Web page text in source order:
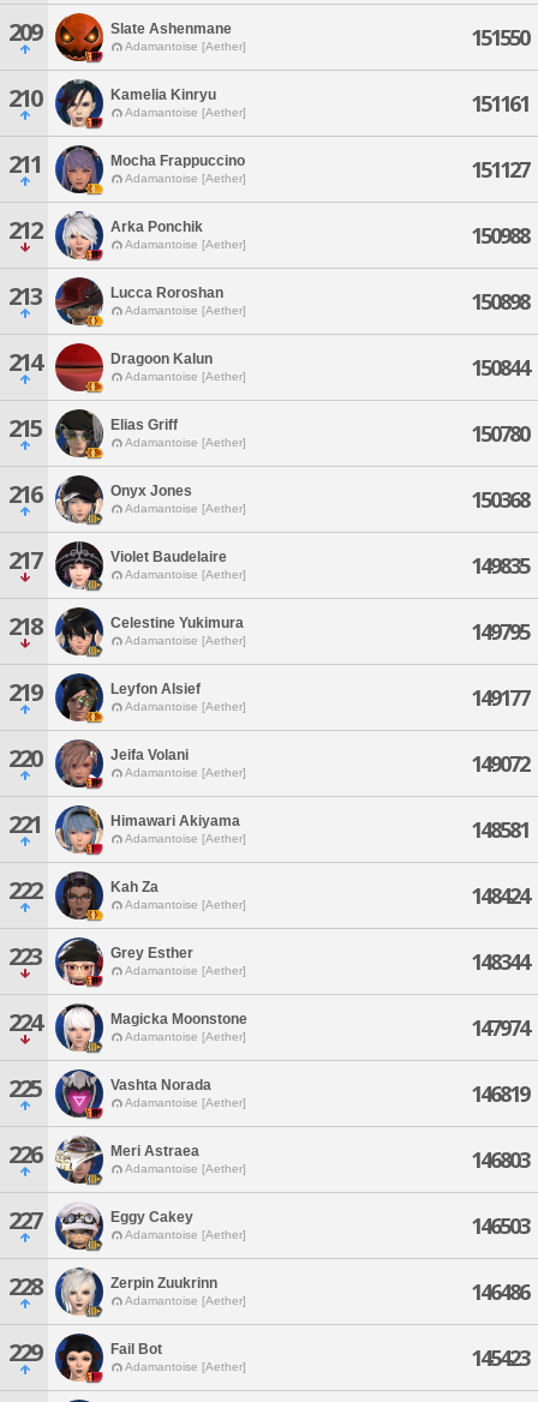
209 Slate Ashenmane
Adamantoise [Aether] 151550
210 Kamelia Kinryu
Adamantoise [Aether] 151161
211 Mocha Frappuccino
Adamantoise [Aether] 151127
212 Arka Ponchik
Adamantoise [Aether] 150988
213 Lucca Roroshan
Adamantoise [Aether] 150898
214 Dragoon Kalun
Adamantoise [Aether] 150844
215 Elias Griff
Adamantoise [Aether] 150780
216 Onyx Jones
Adamantoise [Aether] 150368
217 Violet Baudelaire
Adamantoise [Aether] 149835
218 Celestine Yukimura
Adamantoise [Aether] 149795
219 Leyfon Alsief
Adamantoise [Aether] 149177
220 Jeifa Volani
Adamantoise [Aether] 149072
221 Himawari Akiyama
Adamantoise [Aether] 148581
222 Kah Za
Adamantoise [Aether] 148424
223 Grey Esther
Adamantoise [Aether] 148344
224 Magicka Moonstone
Adamantoise [Aether] 147974
225 Vashta Norada
Adamantoise [Aether] 146819
226 Meri Astraea
Adamantoise [Aether] 146803
227 Eggy Cakey
Adamantoise [Aether] 146503
228 Zerpin Zuukrinn
Adamantoise [Aether] 146486
229 Fail Bot
Adamantoise [Aether] 145423